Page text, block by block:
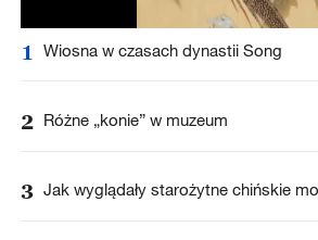
1 Wiosna w czasach dynastii Song
2 Różne „konie” w muzeum
3 Jak wyglądały starożytne chińskie